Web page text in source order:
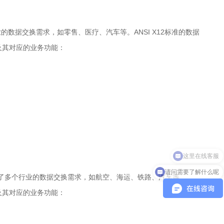
数据交换需求，如零售、医疗、汽车等。ANSI X12标准的数据
对应的业务功能：
个行业的数据交换需求，如航空、海运、铁路、汽车等。
对应的业务功能：
请问需要了解什么呢